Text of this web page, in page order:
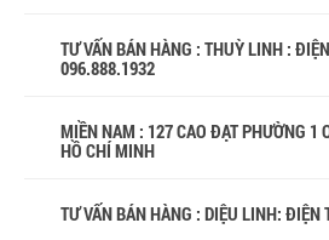
TƯ VẤN BÁN HÀNG : THUỲ LINH :
096.888.1932
MIỀN NAM : 127 CAO ĐẠT PHƯỜNG 1
HỒ CHÍ MINH
TƯ VẤN BÁN HÀNG : DIỆU LINH: ĐIỆN